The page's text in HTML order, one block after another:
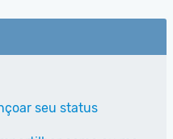
seu status